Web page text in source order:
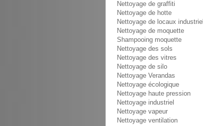
Nettoyage de graffiti
Nettoyage de hotte
Nettoyage de locaux
Nettoyage de moquette
Shampooing moquette
Nettoyage des sols
Nettoyage des vitres
Nettoyage de silo
Nettoyage Verandas
Nettoyage écologique
Nettoyage haute pression
Nettoyage industriel
Nettoyage vapeur
Nettoyage ventilation